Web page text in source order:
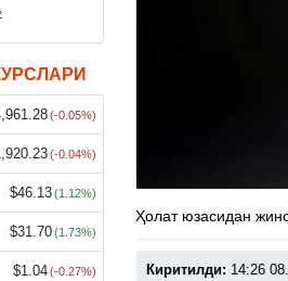
(-0.05%)
(-0.04%)
$46.13 (1.12%)
$31.70 (1.73%)
$1.04 (-0.27%)
Ҳолат юзасидан
Киритилди: 14:26